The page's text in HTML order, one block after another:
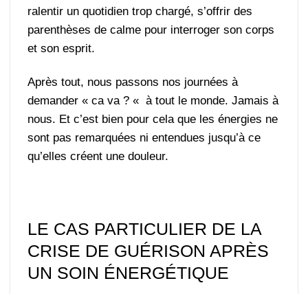
ralentir un quotidien trop chargé, s’offrir des
parenthèses de calme pour interroger son corps
et son esprit.
Après tout, nous passons nos journées à
demander « ca va ? « à tout le monde. Jamais à
nous. Et c’est bien pour cela que les énergies ne
sont pas remarquées ni entendues jusqu’à ce
qu’elles créent une douleur.
LE CAS PARTICULIER DE LA
CRISE DE GUÉRISON APRÈS
UN SOIN ÉNERGÉTIQUE